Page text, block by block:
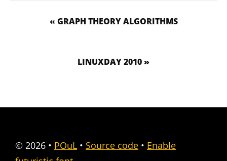
« GRAPH THEORY ALGORITHMS
LINUXDAY 2010 »
© 2026 • POuL • Source code • Enable